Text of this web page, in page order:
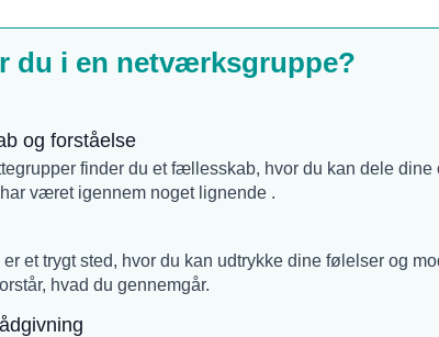
du i en netværksgruppe?
og forståelse
finder du et fællesskab, hvor du kan dele
været igennem noget lignende .
et trygt sted, hvor du kan udtrykke dine følelser og
hvad du gennemgår.